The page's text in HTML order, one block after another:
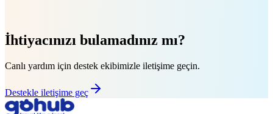
İhtiyacınızı bulamadınız mı?
Canlı yardım için destek ekibimizle iletişime geçin.
Destekle iletişime geç